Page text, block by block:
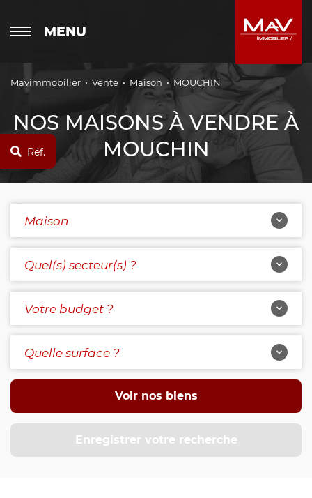
MENU
Mavimmobilier Vente Maison MOUCHIN
NOS MAISONS À VENDRE À
MOUCHIN
Réf.
Maison
Quel(s) secteur(s) ?
Votre budget ?
Quelle surface ?
Voir nos biens
Enregistrer votre recherche